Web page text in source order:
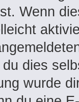
Wenn
dies
wurde